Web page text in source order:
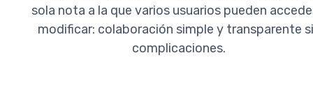
sola nota a la que varios usuarios pueden
modificar: colaboración simple y transparente
complicaciones.